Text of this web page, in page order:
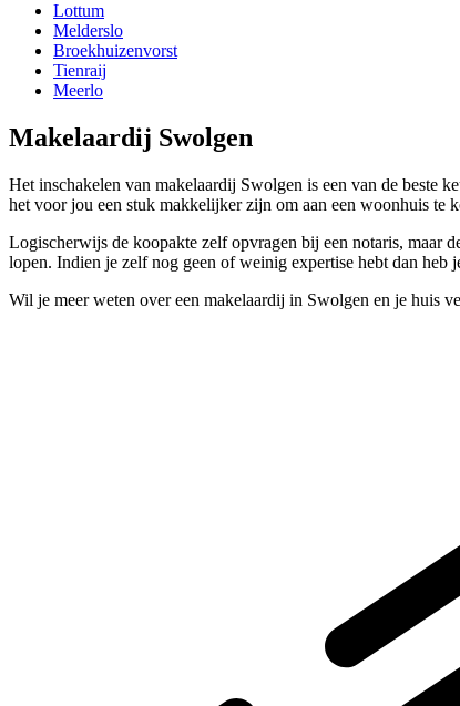
Lottum
Melderslo
Broekhuizenvorst
Tienraij
Meerlo
Makelaardij Swolgen
Het inschakelen van makelaardij Swolgen is een van de beste
het voor jou een stuk makkelijker zijn om aan een woonhuis te
Logischerwijs de koopakte zelf opvragen bij een notaris, maar
lopen. Indien je zelf nog geen of weinig expertise hebt dan heb
Wil je meer weten over een makelaardij in Swolgen en je huis